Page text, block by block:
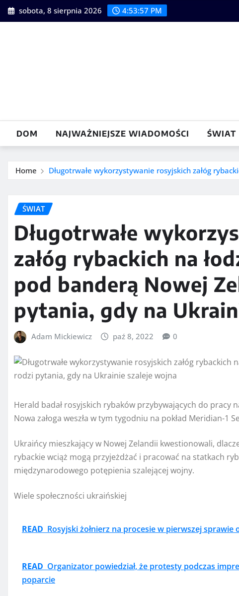
Skip
to
sobota, 8 sierpnia 2026 4:53:58 PM
DOM NAJWAŻNIEJSZE WIADOMOŚCI ŚWIAT
Home Długotrwałe wykorzystywanie rosyjskich załóg
ŚWIAT
Długotrwałe
załóg rybackich na
pod banderą Nowej
pytania, gdy na
Adam Mickiewicz paź 8, 2022 0
Herald badał rosyjskich rybaków przybywających do pracy
Nowa załoga weszła w tym tygodniu na pokład Meridian-1
Ukraińcy mieszkający w Nowej Zelandii kwestionowali,
rybackie wciąż mogą przyjeżdżać i pracować na statkach
międzynarodowego potępienia szalejącej wojny.
Wiele społeczności ukraińskiej
READ Rosyjski żołnierz na procesie w pierwszej
READ Organizator powiedział, że protesty podczas
poparcie